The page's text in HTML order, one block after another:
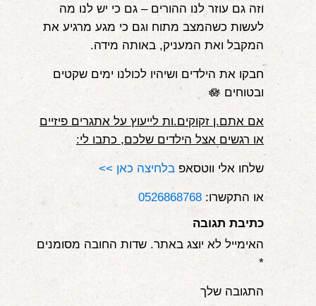
וזה גם עוזר לנו ההורים – גם כי יש לנו מה
לעשות כשהמצב מתוח וגם כי מגע מרגיע את
המקבל ואת המעניק, באותה מידה.
חבקו את הילדים ושיהיו לכולנו ימים שקטים
ובטוחים 🪷
אם אתם.ן זקוקים.ות לייעוץ על אתגרים פיזיים
או רגשים אצל הילדים שלכם, כתבו לי:
שלחו אלי ווטסאפ בלחיצה כאן >>
או התקשרו: 0526868768
כתיבת תגובה
האימייל לא יוצג באתר. שדות החובה מסומנים
*
התגובה שלך